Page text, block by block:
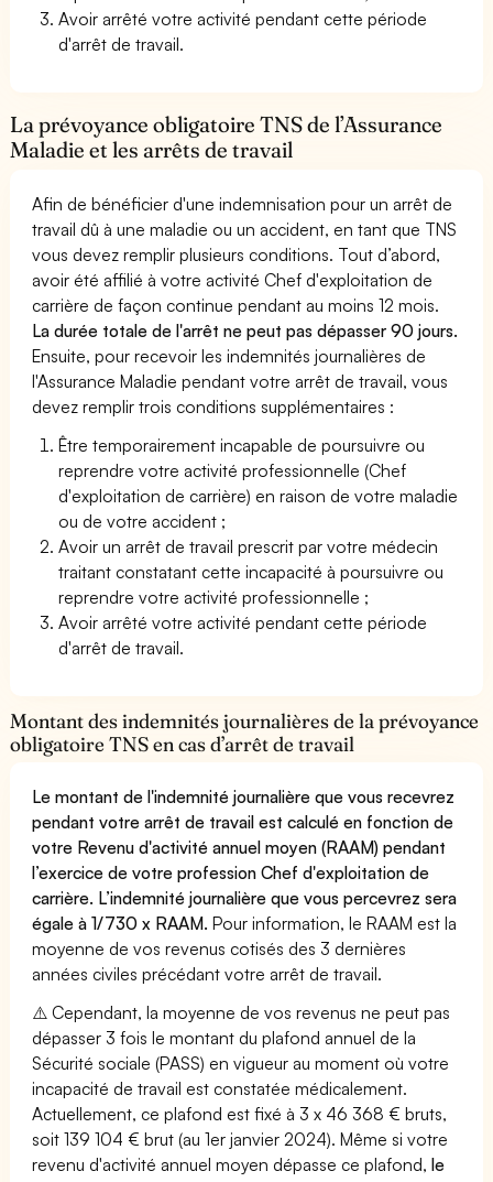
Avoir arrêté votre activité pendant cette période
d'arrêt de travail.
La prévoyance obligatoire TNS de l’Assurance
Maladie et les arrêts de travail
Afin de bénéficier d'une indemnisation pour un arrêt de
travail dû à une maladie ou un accident, en tant que TNS
vous devez remplir plusieurs conditions. Tout d’abord,
avoir été affilié à votre activité Chef d'exploitation de
carrière de façon continue pendant au moins 12 mois.
La durée totale de l'arrêt ne peut pas dépasser 90 jours.
Ensuite, pour recevoir les indemnités journalières de
l'Assurance Maladie pendant votre arrêt de travail, vous
devez remplir trois conditions supplémentaires :
Être temporairement incapable de poursuivre ou
reprendre votre activité professionnelle (Chef
d'exploitation de carrière) en raison de votre maladie
ou de votre accident ;
Avoir un arrêt de travail prescrit par votre médecin
traitant constatant cette incapacité à poursuivre ou
reprendre votre activité professionnelle ;
Avoir arrêté votre activité pendant cette période
d'arrêt de travail.
Montant des indemnités journalières de la prévoyance
obligatoire TNS en cas d’arrêt de travail
Le montant de l'indemnité journalière que vous recevrez
pendant votre arrêt de travail est calculé en fonction de
votre Revenu d'activité annuel moyen (RAAM) pendant
l’exercice de votre profession Chef d'exploitation de
carrière. L’indemnité journalière que vous percevrez sera
égale à 1/730 x RAAM. Pour information, le RAAM est la
moyenne de vos revenus cotisés des 3 dernières
années civiles précédant votre arrêt de travail.
⚠️ Cependant, la moyenne de vos revenus ne peut pas
dépasser 3 fois le montant du plafond annuel de la
Sécurité sociale (PASS) en vigueur au moment où votre
incapacité de travail est constatée médicalement.
Actuellement, ce plafond est fixé à 3 x 46 368 € bruts,
soit 139 104 € brut (au 1er janvier 2024). Même si votre
revenu d'activité annuel moyen dépasse ce plafond,le